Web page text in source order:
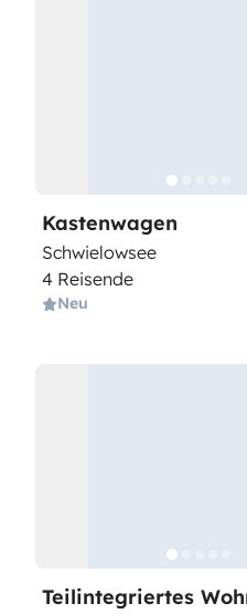
Kastenwagen
Schwielowsee
4 Reisende
Neu
Teilintegriertes